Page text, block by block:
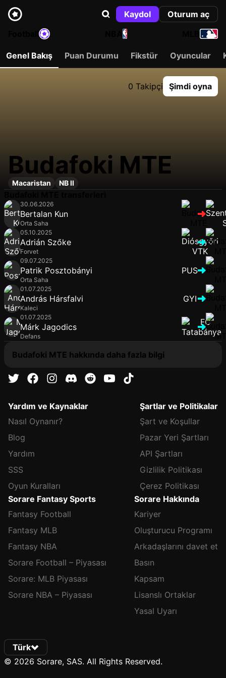
Kaydol
Oturum aç
NBA
Genel Bakış Puan Durumu Fikstür Oyuncular
0 Takipçi Şimdi oyna
Budafoki MTE
Macaristan NB II
30.06.2026
Bertalan Kun
Orta Saha
05.10.2025
Adrián Szőke
Forvet
09.07.2025
Patrik Posztobányi
Orta Saha
PUS
01.07.2025
András Hársfalvi
Kaleci
GYI
01.07.2025
Márk Jagodics
Defans
Budafoki MTE hakkında daha fazla bilgi
Yardım ve Kaynaklar
Nasıl Oynanır?
Blog
Yardım
SSS
Oyun Kuralları
Şartlar ve Politikalar
Şart ve Koşullar
Pazar Yeri Şartları
API Şartları
Gizlilik Politikası
Çerez Politikası
Sorare Fantasy Sports
Fantasy Football
Fantasy MLB
Fantasy NBA
Sorare Football – Piyasası
Sorare: MLB Piyasası
Sorare NBA – Piyasası
Sorare Hakkında
Kariyer
Oluşturucu Programı
Arkadaşlarını davet et
Basın
Kapsam
Lisanslı Ortaklar
Yasal Uyarı
Türk
© 2026 Sorare, SAS. All Rights Reserved.